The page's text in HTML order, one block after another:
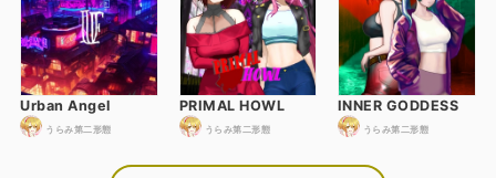
Urban Angel
うらみ第二形態
PRIMAL HOWL
うらみ第二形態
INNER GODDESS
うらみ第二形態